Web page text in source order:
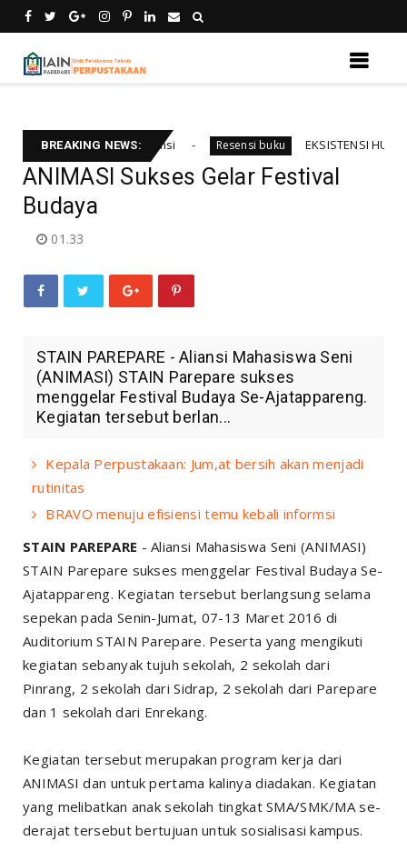
BREAKING NEWS:
temu kebali informsi Resensi buku EKSISTENSI HUKUM
ANIMASI Sukses Gelar Festival
Budaya
01.33
STAIN PAREPARE - Aliansi Mahasiswa Seni
(ANIMASI) STAIN Parepare sukses
menggelar Festival Budaya Se-Ajatappareng.
Kegiatan tersebut berlan...
Kepala Perpustakaan: Jum,at bersih akan menjadi
rutinitas
BRAVO menuju efisiensi temu kebali informsi
STAIN PAREPARE - Aliansi Mahasiswa Seni (ANIMASI)
STAIN Parepare sukses menggelar Festival Budaya Se-
Ajatappareng. Kegiatan tersebut berlangsung selama
sepekan pada Senin-Jumat, 07-13 Maret 2016 di
Auditorium STAIN Parepare. Peserta yang mengikuti
kegiatan sebanyak tujuh sekolah, 2 sekolah dari
Pinrang, 2 sekolah dari Sidrap, 2 sekolah dari Parepare
dan 1 sekolah dari Enrekang.
Kegiatan tersebut merupakan program kerja dari
ANIMASI dan untuk pertama kalinya diadakan. Kegiatan
yang melibatkan anak sekolah tingkat SMA/SMK/MA se-
derajat tersebut bertujuan untuk sosialisasi kampus.